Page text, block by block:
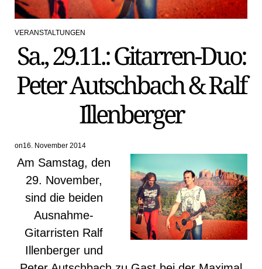
POSTED
IN
VERANSTALTUNGEN
Sa., 29.11.: Gitarren-Duo:
Peter Autschbach & Ralf
Illenberger
on16. November 2014
Am Samstag, den
29. November,
sind die beiden
Ausnahme-
Gitarristen Ralf
Illenberger und